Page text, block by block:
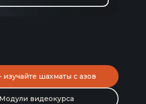
изучайте шахматы с азов
Модули видеокурса